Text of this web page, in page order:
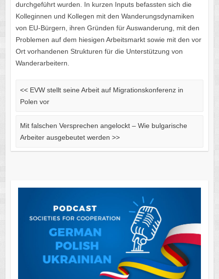
durchgeführt wurden. In kurzen Inputs befassten sich die
Kolleginnen und Kollegen mit den Wanderungsdynamiken
von EU-Bürgern, ihren Gründen für Auswanderung, mit den
Problemen auf dem hiesigen Arbeitsmarkt sowie mit den vor
Ort vorhandenen Strukturen für die Unterstützung von
Wanderarbeitern.
<<EVW stellt seine Arbeit auf Migrationskonferenz in
Polen vor
Mit falschen Versprechen angelockt – Wie bulgarische
Arbeiter ausgebeutet werden >>